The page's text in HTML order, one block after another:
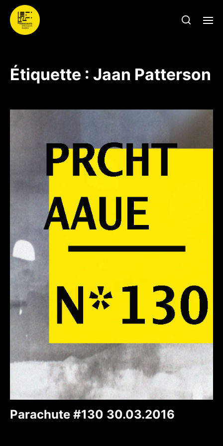
Étiquette : Jaan Patterson
Parachute #130 30.03.2016